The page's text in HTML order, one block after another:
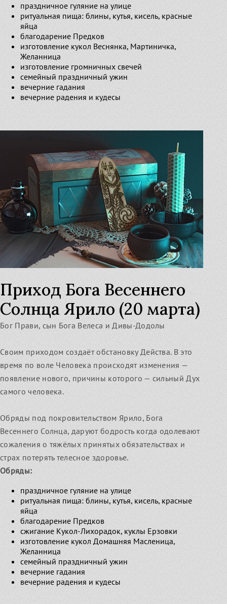
праздничное гуляние на улице
ритуальная пища: блины, кутья, кисель, красные
яйца
благодарение Предков
изготовление кукол Веснянка, Мартиничка,
Желанница
изготовление громничных свечей
семейный праздничный ужин
вечерние гадания
вечерние радения и кудесы
Приход Бога Весеннего
Солнца Ярило (20 марта)
Бог Прави, сын Бога Велеса и Дивы-Додолы
Своим приходом создаёт обстановку Действа. В это
время по воле Человека происходят изменения —
появление нового, причины которого — сильный Дух
самого человека.
Обряды под покровительством Ярило, Бога
Весеннего Солнца, даруют бодрость когда одолевают
сожаления о тяжёлых принятых обязательствах и
страх потерять телесное здоровье.
Обряды:
праздничное гуляние на улице
ритуальная пища: блины, кутья, кисель, красные
яйца
благодарение Предков
сжигание Кукол-Лихорадок, куклы Ерзовки
изготовление кукол Домашняя Масленица,
Желанница
семейный праздничный ужин
вечерние гадания
вечерние радения и кудесы